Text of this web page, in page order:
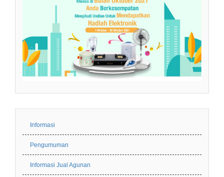
Informasi
Pengumuman
Informasi Jual Agunan